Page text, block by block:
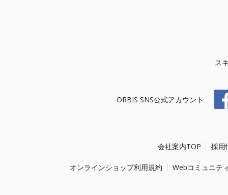
ス
ORBIS SNS公式アカウント
会社案内TOP 採用
オンラインショップ利用規約 Webコミュニテ